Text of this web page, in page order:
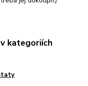
kategoriích